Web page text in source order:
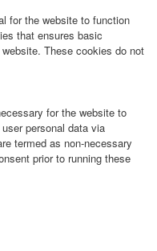
for the website to function
that ensures basic
These cookies do not
for the website to
personal data via
termed as non-necessary
prior to running these